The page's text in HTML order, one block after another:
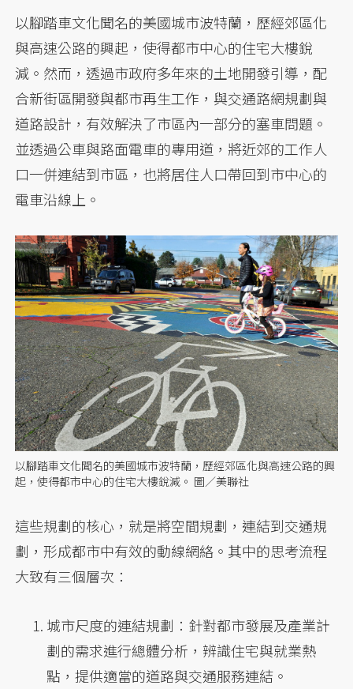
以腳踏車文化聞名的美國城市波特蘭，歷經郊區化
與高速公路的興起，使得都市中心的住宅大樓銳
減。然而，透過市政府多年來的土地開發引導，配
合新街區開發與都市再生工作，與交通路網規劃與
道路設計，有效解決了市區內一部分的塞車問題。
並透過公車與路面電車的專用道，將近郊的工作人
口一併連結到市區，也將居住人口帶回到市中心的
電車沿線上。
以腳踏車文化聞名的美國城市波特蘭，歷經郊區化與高速公路的興
起，使得都市中心的住宅大樓銳減。 圖／美聯社
這些規劃的核心，就是將空間規劃，連結到交通規
劃，形成都市中有效的動線網絡。其中的思考流程
大致有三個層次：
城市尺度的連結規劃：針對都市發展及產業計
劃的需求進行總體分析，辨識住宅與就業熱
點，提供適當的道路與交通服務連結。